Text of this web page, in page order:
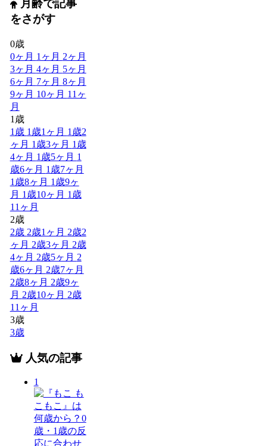
月齢で記事
をさがす
0歳
0ヶ月 1ヶ月 2ヶ月
3ヶ月 4ヶ月 5ヶ月
6ヶ月 7ヶ月 8ヶ月
9ヶ月 10ヶ月 11ヶ
月
1歳
1歳 1歳1ヶ月 1歳2
ヶ月 1歳3ヶ月 1歳
4ヶ月 1歳5ヶ月 1
歳6ヶ月 1歳7ヶ月
1歳8ヶ月 1歳9ヶ
月 1歳10ヶ月 1歳
11ヶ月
2歳
2歳 2歳1ヶ月 2歳2
ヶ月 2歳3ヶ月 2歳
4ヶ月 2歳5ヶ月 2
歳6ヶ月 2歳7ヶ月
2歳8ヶ月 2歳9ヶ
月 2歳10ヶ月 2歳
11ヶ月
3歳
3歳
人気の記事
1